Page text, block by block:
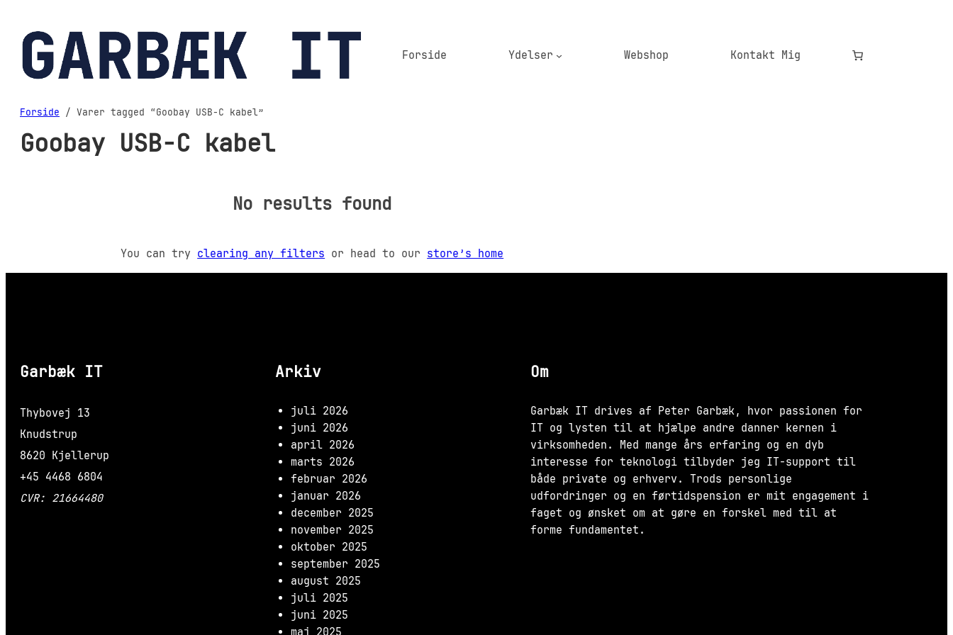
indhold
Forside Ydelser Webshop Kontakt Mig
Forside / Varer tagged “Goobay USB-C kabel”
Goobay USB-C kabel
No results found
You can try clearing any filters or head to our store’s home
Garbæk IT
Thybovej 13
Knudstrup
8620 Kjellerup
+45 4468 6804
CVR: 21664480
Arkiv
juli 2026
juni 2026
april 2026
marts 2026
februar 2026
januar 2026
december 2025
november 2025
oktober 2025
september 2025
august 2025
juli 2025
juni 2025
maj 2025
Om
Garbæk IT drives af Peter Garbæk, hvor passionen for
IT og lysten til at hjælpe andre danner kernen i
virksomheden. Med mange års erfaring og en dyb
interesse for teknologi tilbyder jeg IT-support til
både private og erhverv. Trods personlige
udfordringer og en førtidspension er mit engagement i
faget og ønsket om at gøre en forskel med til at
forme fundamentet.